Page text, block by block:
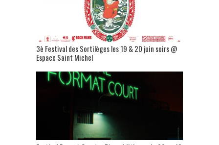
3è Festival des Sortilèges les 19 & 20 juin soirs @
Espace Saint Michel